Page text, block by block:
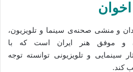
اخوان
و منشی صحنه‌ی سینما و تلویزیون،
و موفق هنر ایران است که با
سینمایی و تلویزیونی توانسته توجه
کند.